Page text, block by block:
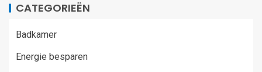
CATEGORIEËN
Badkamer
Energie besparen